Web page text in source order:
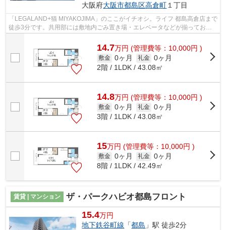
大阪府大阪市都島区高倉町 １丁目
「LEGALAND+猫 MIYAKOJIMA」のここがイチオシ。ライフ 都島高倉店まで
徒歩3分です。共用部には敷地内ごみ置き場・エレベータなどが揃ってお
り、とても充実しています。素敵な外観タイ...
14.7万円 (管理費等：10,000円 )
敷金 0ヶ月 礼金 0ヶ月
2階 / 1LDK / 43.08㎡
14.8万円 (管理費等：10,000円 )
敷金 0ヶ月 礼金 0ヶ月
3階 / 1LDK / 43.08㎡
15万円 (管理費等：10,000円 )
敷金 0ヶ月 礼金 0ヶ月
8階 / 1LDK / 42.49㎡
賃貸 | マンション ザ・パークハビオ都島フロント
15.4万円
地下鉄谷町線 「都島 」駅 徒歩2分